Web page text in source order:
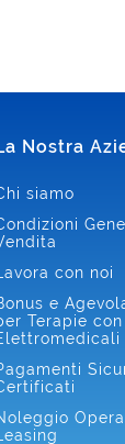
Nostra
siamo
Lavora con noi
e
Terapie con
Leasing